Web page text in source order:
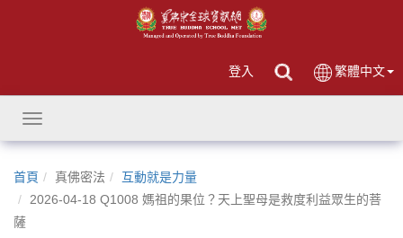
登入 繁體中文
Toggle
navigation
首頁 真佛密法
互動就是力量
2026-04-18 Q1008 媽祖的果位？天上聖母是救度利益眾生的菩
薩